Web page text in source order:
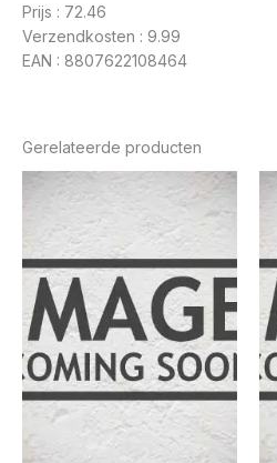
Prijs : 72.46
Verzendkosten : 9.99
EAN : 8807622108464
Gerelateerde producten